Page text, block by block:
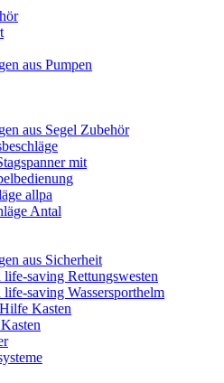
aus Pumpen
aus Segel Zubehör
mit
allpa
Antal
aus Sicherheit
saving Rettungswesten
saving Wassersporthelm
Kasten